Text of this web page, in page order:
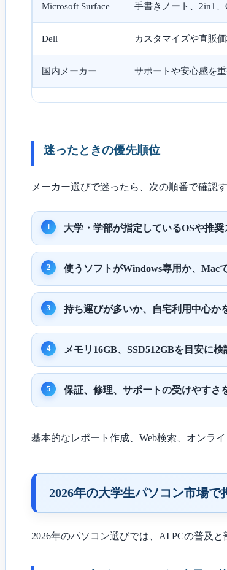
Microsoft Surface 手書きノート、2in1
Dell カスタマイズや直販
国内メーカー サポートや安心感を
迷ったときの優先順位
メーカー選びで迷ったら、次の順番で確認
大学・学部が指定しているOSや推
使うソフトがWindows専用か、Mac
持ち運びが多いか、自宅利用中心か
メモリ16GB、SSD512GBを目安に検
保証、修理、サポートの受けやすさ
基本的なレポート作成、Web検索、オンラ
2026年の大学生パソコン市場で
2026年のパソコン選びでは、AI PCの普及